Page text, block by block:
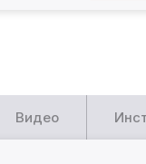
Видео